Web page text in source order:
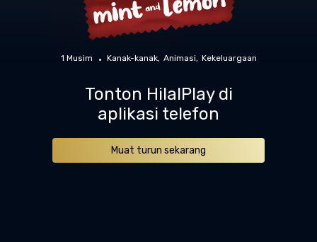
1 Musim Kanak-kanak Animasi Kekeluargaan
Tonton HilalPlay di
aplikasi telefon
Muat turun sekarang